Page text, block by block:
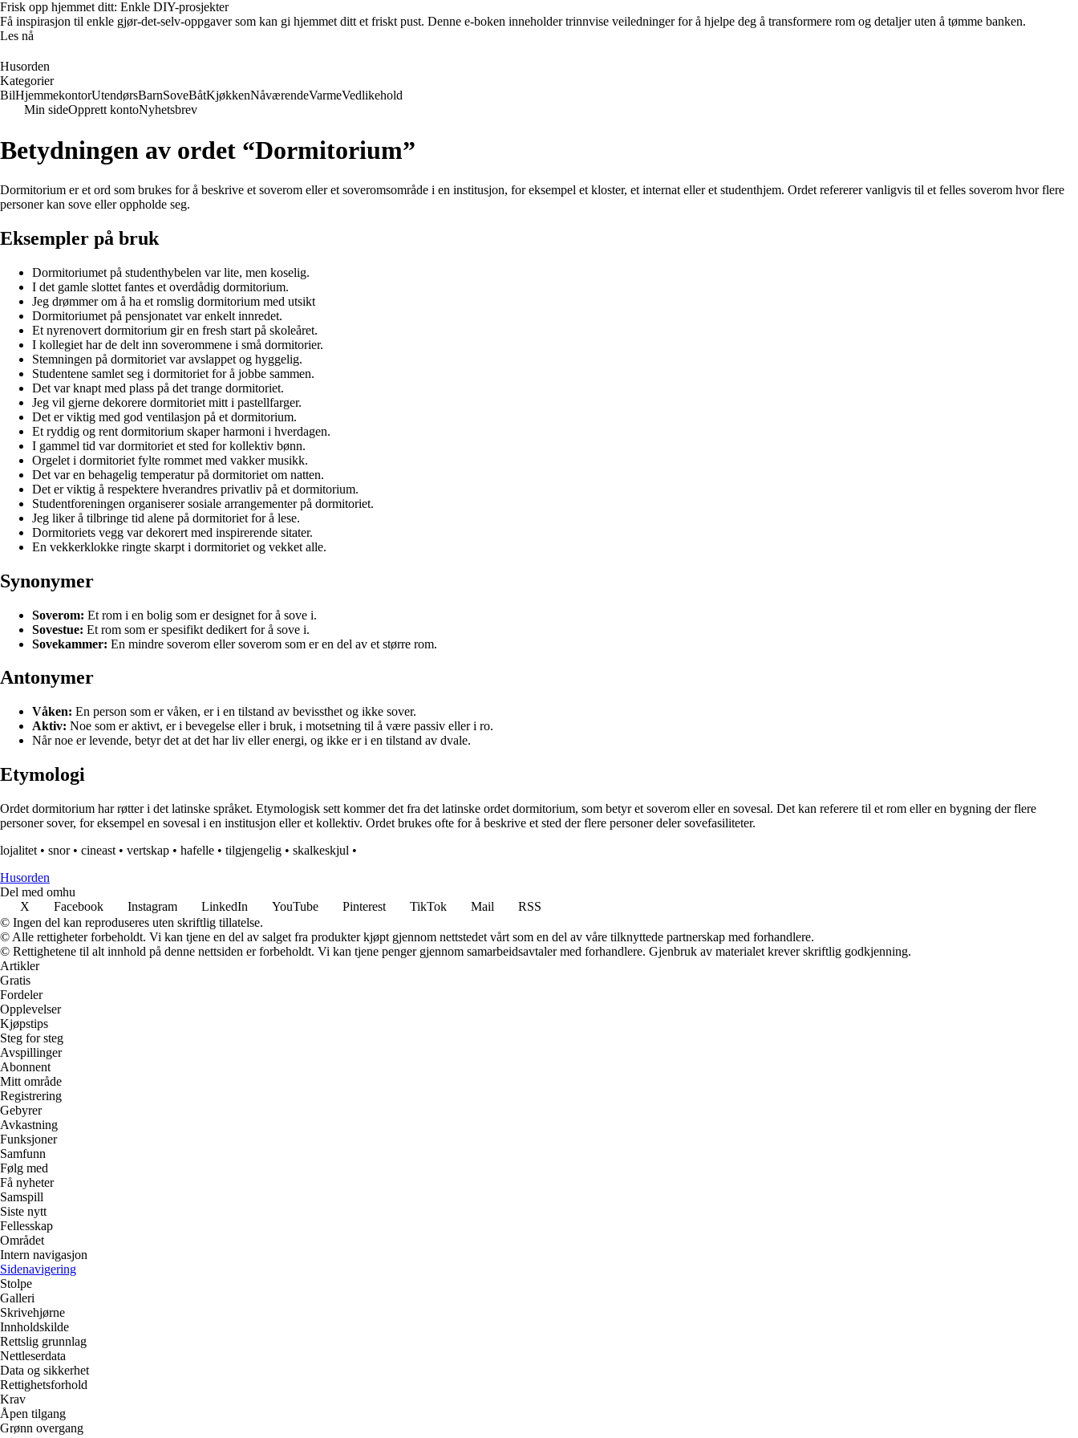
Frisk opp hjemmet ditt: Enkle DIY-prosjekter
Få inspirasjon til enkle gjør-det-selv-oppgaver som kan gi hjemmet ditt et friskt pust. Denne e-boken inneholder trinnvise veiledninger for å hjelpe deg å transformere rom og detaljer uten å tømme banken.
Les nå
Husorden
Kategorier
BilHjemmekontorUtendørsBarnSoveBåtKjøkkenNåværendeVarmeVedlikehold
Min sideOpprett kontoNyhetsbrev
Betydningen av ordet “Dormitorium”
Dormitorium er et ord som brukes for å beskrive et soverom eller et soveromsområde i en institusjon, for eksempel et kloster, et internat eller et studenthjem. Ordet refererer vanligvis til et felles soverom hvor flere
personer kan sove eller oppholde seg.
Eksempler på bruk
Dormitoriumet på studenthybelen var lite, men koselig.
I det gamle slottet fantes et overdådig dormitorium.
Jeg drømmer om å ha et romslig dormitorium med utsikt
Dormitoriumet på pensjonatet var enkelt innredet.
Et nyrenovert dormitorium gir en fresh start på skoleåret.
I kollegiet har de delt inn soverommene i små dormitorier.
Stemningen på dormitoriet var avslappet og hyggelig.
Studentene samlet seg i dormitoriet for å jobbe sammen.
Det var knapt med plass på det trange dormitoriet.
Jeg vil gjerne dekorere dormitoriet mitt i pastellfarger.
Det er viktig med god ventilasjon på et dormitorium.
Et ryddig og rent dormitorium skaper harmoni i hverdagen.
I gammel tid var dormitoriet et sted for kollektiv bønn.
Orgelet i dormitoriet fylte rommet med vakker musikk.
Det var en behagelig temperatur på dormitoriet om natten.
Det er viktig å respektere hverandres privatliv på et dormitorium.
Studentforeningen organiserer sosiale arrangementer på dormitoriet.
Jeg liker å tilbringe tid alene på dormitoriet for å lese.
Dormitoriets vegg var dekorert med inspirerende sitater.
En vekkerklokke ringte skarpt i dormitoriet og vekket alle.
Synonymer
Soverom: Et rom i en bolig som er designet for å sove i.
Sovestue: Et rom som er spesifikt dedikert for å sove i.
Sovekammer: En mindre soverom eller soverom som er en del av et større rom.
Antonymer
Våken: En person som er våken, er i en tilstand av bevissthet og ikke sover.
Aktiv: Noe som er aktivt, er i bevegelse eller i bruk, i motsetning til å være passiv eller i ro.
Når noe er levende, betyr det at det har liv eller energi, og ikke er i en tilstand av dvale.
Etymologi
Ordet dormitorium har røtter i det latinske språket. Etymologisk sett kommer det fra det latinske ordet dormitorium, som betyr et soverom eller en sovesal. Det kan referere til et rom eller en bygning der flere
personer sover, for eksempel en sovesal i en institusjon eller et kollektiv. Ordet brukes ofte for å beskrive et sted der flere personer deler sovefasiliteter.
lojalitet • snor• cineast • vertskap • hafelle • tilgjengelig • skalkeskjul •
Husorden
Del med omhu
X
Facebook Instagram LinkedIn YouTube Pinterest TikTok Mail
RSS
© Ingen del kan reproduseres uten skriftlig tillatelse.
© Alle rettigheter forbeholdt. Vi kan tjene en del av salget fra produkter kjøpt gjennom nettstedet vårt som en del av våre tilknyttede partnerskap med forhandlere.
© Rettighetene til alt innhold på denne nettsiden er forbeholdt. Vi kan tjene penger gjennom samarbeidsavtaler med forhandlere. Gjenbruk av materialet krever skriftlig godkjenning.
Artikler
Gratis
Fordeler
Opplevelser
Kjøpstips
Steg for steg
Avspillinger
Abonnent
Mitt område
Registrering
Gebyrer
Avkastning
Funksjoner
Samfunn
Følg med
Få nyheter
Samspill
Siste nytt
Fellesskap
Området
Intern navigasjon
Sidenavigering
Stolpe
Galleri
Skrivehjørne
Innholdskilde
Rettslig grunnlag
Nettleserdata
Data og sikkerhet
Rettighetsforhold
Krav
Åpen tilgang
Grønn overgang